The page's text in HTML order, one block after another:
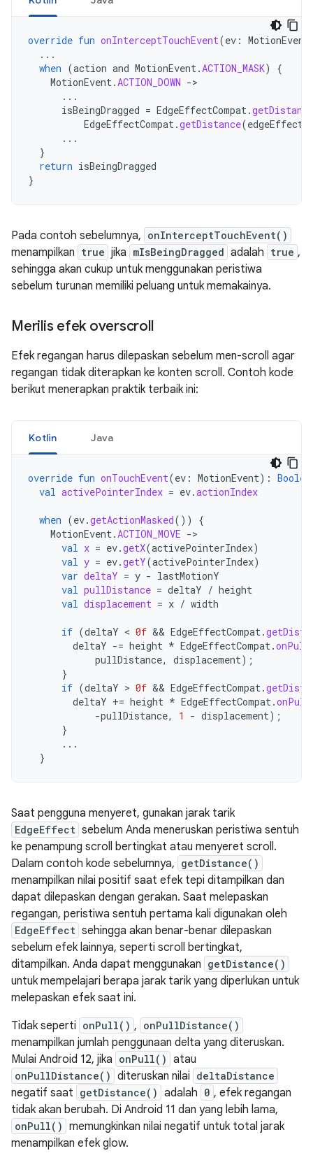
override fun onInterceptTouchEvent(ev : MotionEvent
...
when (action and MotionEvent.ACTION_MASK)
{
MotionEvent.ACTION_DOWN ->
...
isBeingDragged = EdgeEffectCompat.getDistance
EdgeEffectCompat.getDistance(
...
}
return isBeingDragged
}
Pada contoh sebelumnya, onInterceptTouchEvent()
menampilkan true jika mIsBeingDragged adalah true ,
sehingga akan cukup untuk menggunakan peristiwa
sebelum turunan memiliki peluang untuk memakainya.
Merilis efek overscroll
Efek regangan harus dilepaskan sebelum men-scroll agar
regangan tidak diterapkan ke konten scroll. Contoh kode
berikut menerapkan praktik terbaik ini:
Kotlin Java
override fun onTouchEvent(ev : MotionEvent):
val activePointerIndex = ev.actionIndex
when (ev.getActionMasked())
{
MotionEvent.ACTION_MOVE ->
val x = ev.getX(activePointerIndex)
val y = ev.getY(activePointerIndex)
var deltaY = y - lastMotionY
val pullDistance = deltaY / height
val displacement = x / width
if (deltaY < 0f && EdgeEffectCompat.
deltaY -= height * EdgeEffectCompat.
pullDistance, displacement);
}
if (deltaY > 0f && EdgeEffectCompat.
deltaY += height * EdgeEffectCompat.
-pullDistance, 1 - displacement);
}
...
}
Saat pengguna menyeret, gunakan jarak tarik
EdgeEffect sebelum Anda meneruskan peristiwa sentuh
ke penampung scroll bertingkat atau menyeret scroll.
Dalam contoh kode sebelumnya, getDistance()
menampilkan nilai positif saat efek tepi ditampilkan dan
dapat dilepaskan dengan gerakan. Saat melepaskan
regangan, peristiwa sentuh pertama kali digunakan oleh
EdgeEffect sehingga akan benar-benar dilepaskan
sebelum efek lainnya, seperti scroll bertingkat,
ditampilkan. Anda dapat menggunakan getDistance()
untuk mempelajari berapa jarak tarik yang diperlukan untuk
melepaskan efek saat ini.
Tidak seperti onPull() , onPullDistance()
menampilkan jumlah penggunaan delta yang diteruskan.
Mulai Android 12, jika onPull() atau
onPullDistance() diteruskan nilai deltaDistance
negatif saat getDistance() adalah 0 , efek regangan
tidak akan berubah. Di Android 11 dan yang lebih lama,
onPull() memungkinkan nilai negatif untuk total jarak
menampilkan efek glow.